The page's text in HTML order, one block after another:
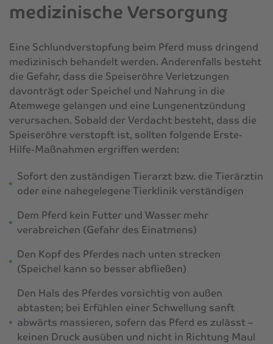
medizinische Versorgung
Eine Schlundverstopfung beim Pferd muss dringend
medizinisch behandelt werden. Anderenfalls besteht
die Gefahr, dass die Speiseröhre Verletzungen
davonträgt oder Speichel und Nahrung in die
Atemwege gelangen und eine Lungenentzündung
verursachen. Sobald der Verdacht besteht, dass die
Speiseröhre verstopft ist, sollten folgende Erste-
Hilfe-Maßnahmen ergriffen werden:
Sofort den zuständigen Tierarzt bzw. die Tierärztin
oder eine nahegelegene Tierklinik verständigen
Dem Pferd kein Futter und Wasser mehr
verabreichen (Gefahr des Einatmens)
Den Kopf des Pferdes nach unten strecken
(Speichel kann so besser abfließen)
Den Hals des Pferdes vorsichtig von außen
abtasten; bei Erfühlen einer Schwellung sanft
abwärts massieren, sofern das Pferd es zulässt –
keinen Druck ausüben und nicht in Richtung Maul